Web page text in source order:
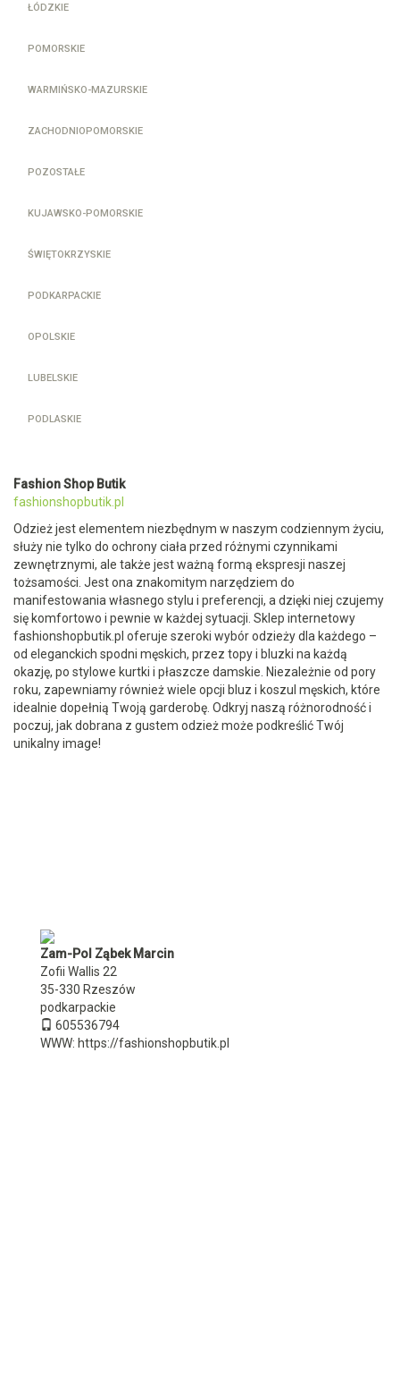
ŁÓDZKIE
POMORSKIE
WARMIŃSKO-MAZURSKIE
ZACHODNIOPOMORSKIE
POZOSTAŁE
KUJAWSKO-POMORSKIE
ŚWIĘTOKRZYSKIE
PODKARPACKIE
OPOLSKIE
LUBELSKIE
PODLASKIE
Fashion Shop Butik
fashionshopbutik.pl
Odzież jest elementem niezbędnym w naszym codziennym życiu,
służy nie tylko do ochrony ciała przed różnymi czynnikami
zewnętrznymi, ale także jest ważną formą ekspresji naszej
tożsamości. Jest ona znakomitym narzędziem do
manifestowania własnego stylu i preferencji, a dzięki niej czujemy
się komfortowo i pewnie w każdej sytuacji. Sklep internetowy
fashionshopbutik.pl oferuje szeroki wybór odzieży dla każdego –
od eleganckich spodni męskich, przez topy i bluzki na każdą
okazję, po stylowe kurtki i płaszcze damskie. Niezależnie od pory
roku, zapewniamy również wiele opcji bluz i koszul męskich, które
idealnie dopełnią Twoją garderobę. Odkryj naszą różnorodność i
poczuj, jak dobrana z gustem odzież może podkreślić Twój
unikalny image!
Zam-Pol Ząbek Marcin
Zofii Wallis 22
35-330 Rzeszów
podkarpackie
605536794
WWW: https://fashionshopbutik.pl